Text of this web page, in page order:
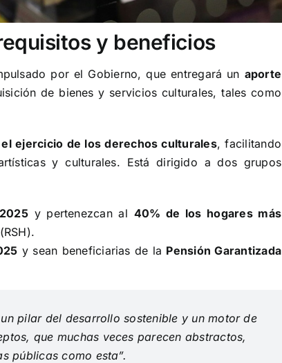
y beneficios
por el Gobierno, que entregará un aporte
de bienes y servicios culturales, tales como
ejercicio de los derechos culturales, facilitando
y culturales. Está dirigido a dos grupos
y pertenezcan al 40% de los hogares más
y sean beneficiarias de la Pensión Garantizada
pilar del desarrollo sostenible y un motor de
que muchas veces parecen abstractos,
públicas como esta”.